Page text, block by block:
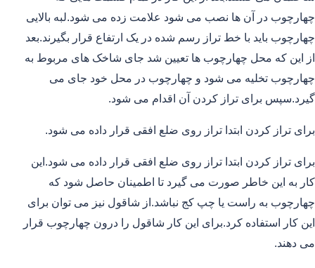
چهارچوب در آن ها نصب می شود علامت زده می شود.لبه بالایی
چهارچوب باید با خط تراز رسم شده در یک ارتفاع قرار بگیرند.بعد
از این که محل چهارچوب ها تعیین شد جای شاخک های مربوط به
چهارچوب تخلیه می شود و چهارچوب در محل خود جای می
گیرد.سپس برای تراز کردن آن اقدام می شود.
برای تراز کردن ابتدا تراز روی ضلع افقی قرار داده می شود.
برای تراز کردن ابتدا تراز روی ضلع افقی قرار داده می شود.این
کار به این خاطر صورت می گیرد تا اطمینان حاصل شود که
چهارچوب به راست یا چپ کج نباشد.از شاقول نیز می توان برای
این کار استفاده کرد.برای این کار شاقول را درون چهارچوب قرار
می دهند.